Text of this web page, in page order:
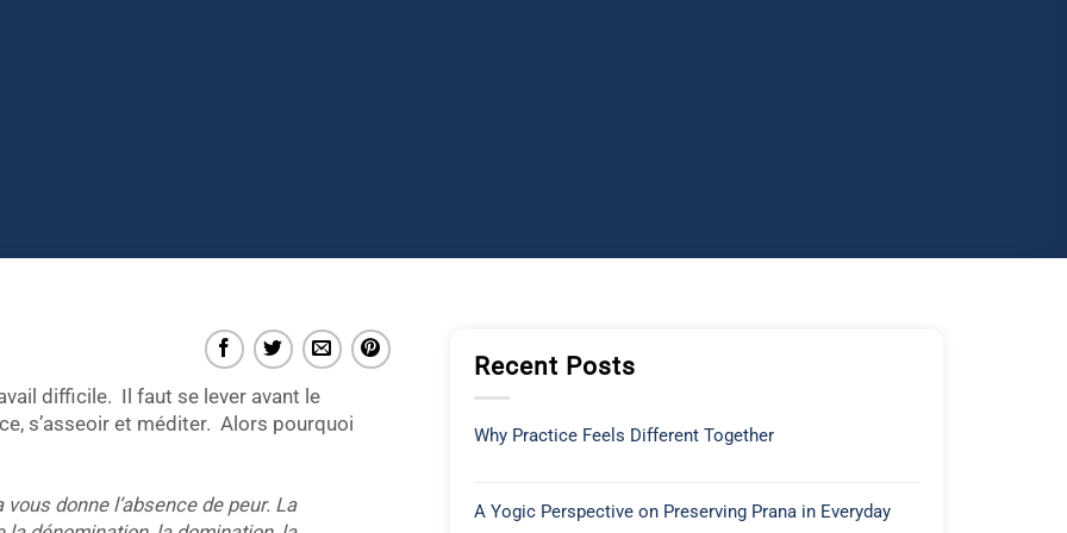
difficile. Il faut se lever avant le
s’asseoir et méditer. Alors pourquoi
donne l’absence de peur. La
Recent Posts
Why Practice Feels Different Together
A Yogic Perspective on Preserving Prana in Everyday